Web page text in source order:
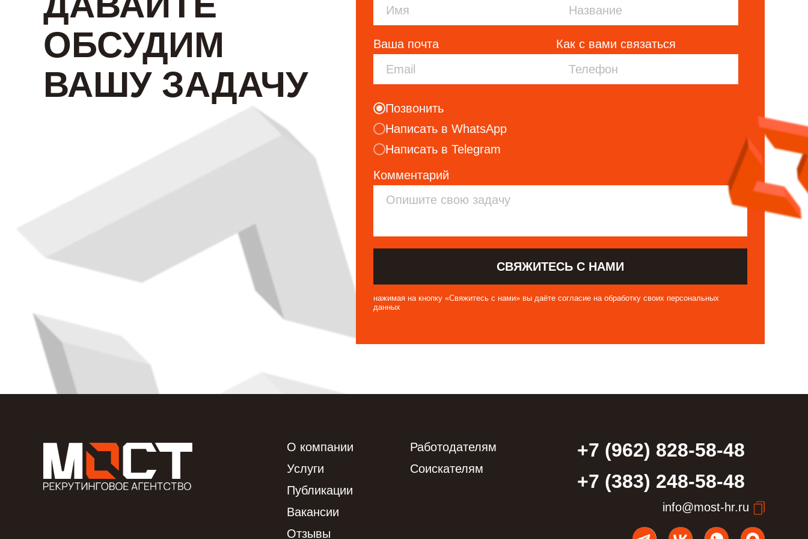
ОБСУДИМ
ВАШУ ЗАДАЧУ
Ваша почта Как с вами связаться
Позвонить
Написать в WhatsApp
Написать в Telegram
Комментарий
СВЯЖИТЕСЬ С НАМИ
нажимая на кнопку «Свяжитесь с нами» вы даёте согласие на обработку своих персональных
данных
info@most-hr.ru
+7 (962) 828-58-48
О компании
Услуги
Публикации
Вакансии
Отзывы
Работодателям
Соискателям
+7 (383) 248-58-48